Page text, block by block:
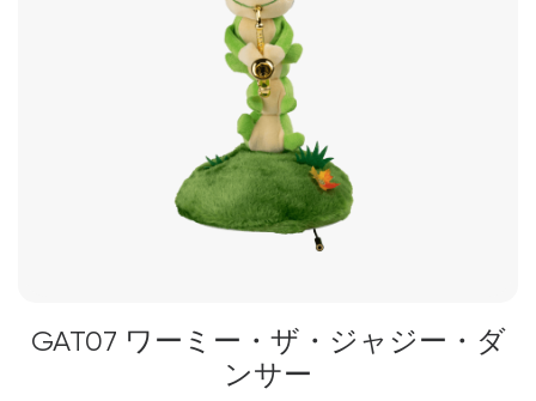
GAT07 ワーミー・ザ・ジャジー・ダ
ンサー